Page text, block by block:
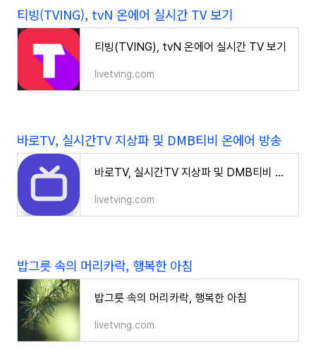
티빙(TVING), tvN 온에어 실시간 TV 보기
티빙(TVING), tvN 온에어 실시간 TV 보기
livetving.com
바로TV, 실시간TV 지상파 및 DMB티비 온에어 방송
바로TV, 실시간TV 지상파 및 DMB티비 온에어 방송
livetving.com
밥그릇 속의 머리카락, 행복한 아침
밥그릇 속의 머리카락, 행복한 아침
livetving.com